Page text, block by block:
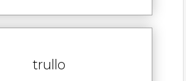
trullo